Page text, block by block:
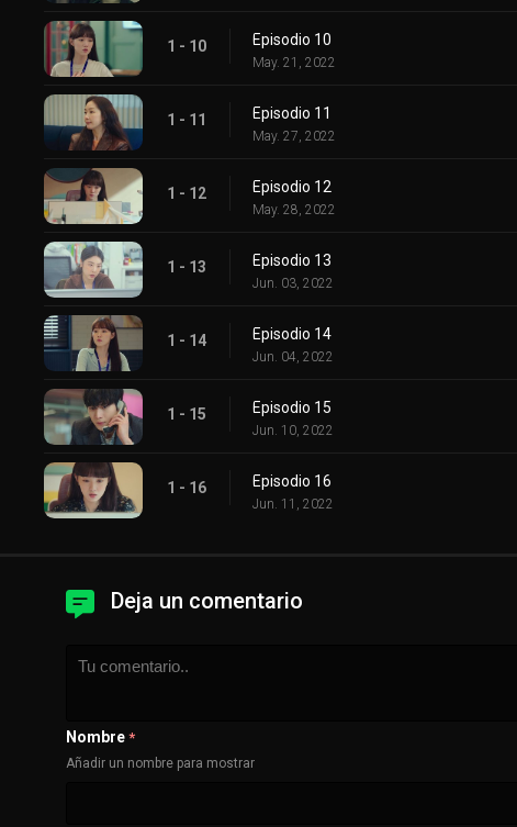
1 - 10 Episodio 10
May. 21, 2022
1 - 11 Episodio 11
May. 27, 2022
1 - 12 Episodio 12
May. 28, 2022
1 - 13 Episodio 13
Jun. 03, 2022
1 - 14 Episodio 14
Jun. 04, 2022
1 - 15 Episodio 15
Jun. 10, 2022
1 - 16 Episodio 16
Jun. 11, 2022
Deja un comentario
Nombre *
Añadir un nombre para mostrar